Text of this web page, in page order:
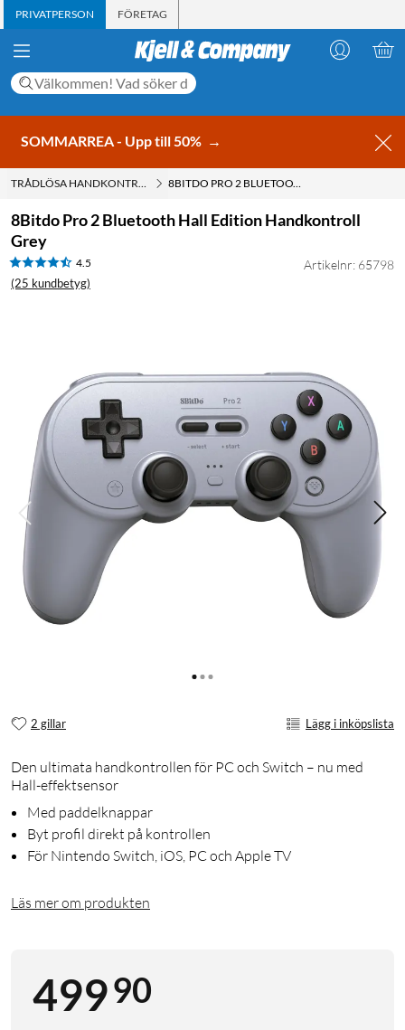
PRIVATPERSON FÖRETAG
SOMMARREA - Upp till 50% →
TRÅDLÖSA HANDKONTROLLER 8BITDO PRO 2 BLUETOOTH HALL EDITION HANDKONTROLL GREY
8Bitdo Pro 2 Bluetooth Hall Edition Handkontroll
Grey
4.5
(25 kundbetyg)
Artikelnr: 65798
2 gillar Lägg i inköpslista
Den ultimata handkontrollen för PC och Switch – nu med
Hall-effektsensor
Med paddelknappar
Byt profil direkt på kontrollen
För Nintendo Switch, iOS, PC och Apple TV
Läs mer om produkten
49990